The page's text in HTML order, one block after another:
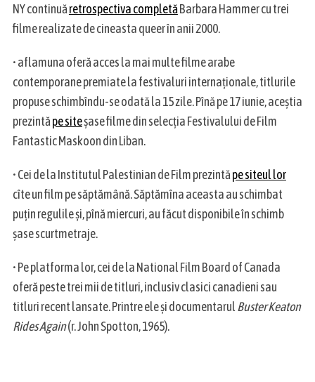
NY continuăretrospectiva completăBarbara Hammer cu trei
filme realizate de cineasta queer în anii 2000.
• aflamuna oferă acces la mai multe filme arabe
contemporane premiate la festivaluri internaționale, titlurile
propuse schimbîndu-se odată la 15 zile. Pînă pe 17 iunie, aceștia
prezintăpe siteșase filme din selecția Festivalului de Film
Fantastic Maskoon din Liban.
• Cei de la Institutul Palestinian de Film prezintăpe siteul lor
cîte un film pe săptămână. Săptămîna aceasta au schimbat
puțin regulile și, pînă miercuri, au făcut disponibile în schimb
șase scurtmetraje.
• Pe platforma lor, cei de la National Film Board of Canada
oferă peste trei mii de titluri, inclusiv clasici canadieni sau
titluri recent lansate. Printre ele și documentarulBuster Keaton
Rides Again(r. John Spotton, 1965).